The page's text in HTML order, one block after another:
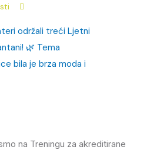
održali treći Ljetni
🌿 Tema
bila je brza moda i